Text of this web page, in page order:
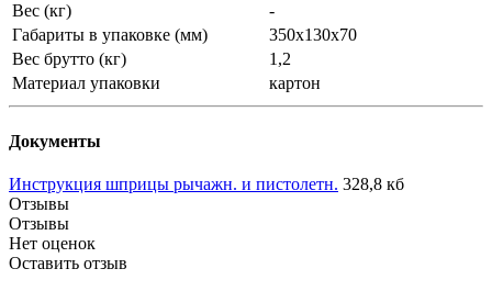
Вес (кг)
-
Габариты в упаковке (мм)
350х130х70
Вес брутто (кг)
1,2
Материал упаковки
картон
Документы
Инструкция шприцы рычажн. и пистолетн. 328,8 кб
Отзывы
Отзывы
Нет оценок
Оставить отзыв